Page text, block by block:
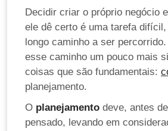
Decidir criar o próprio negócio
ele dê certo é uma tarefa
longo caminho a ser
esse caminho um pouco mais
coisas que são fundamentais:
planejamento.
O planejamento deve, antes
pensado, levando em